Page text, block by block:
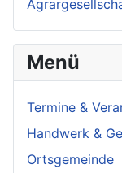
Menü
Termine &
Handwerk &
Ortsgemeinde